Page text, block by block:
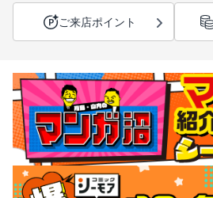
ご来店ポイント